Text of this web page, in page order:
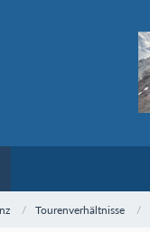
Tourenverhältnisse